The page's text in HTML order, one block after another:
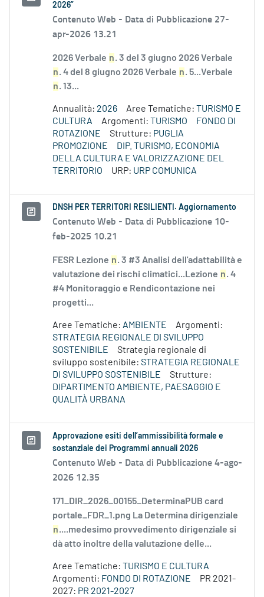
2026”
Contenuto Web - Data di Pubblicazione 27-
apr-2026 13.21
2026 Verbale n. 3 del 3 giugno 2026 Verbale
n. 4 del 8 giugno 2026 Verbale n. 5...Verbale
n. 13...
Annualità: 2026 Aree Tematiche: TURISMO E
CULTURA
Argomenti: TURISMO
FONDO DI
ROTAZIONE
Strutture: PUGLIA
PROMOZIONE
DIP. TURISMO, ECONOMIA
DELLA CULTURA E VALORIZZAZIONE DEL
TERRITORIO
URP: URP COMUNICA
DNSH PER TERRITORI RESILIENTI. Aggiornamento
Contenuto Web - Data di Pubblicazione 10-
feb-2025 10.21
FESR Lezione n. 3 #3 Analisi dell'adattabilità e
valutazione dei rischi climatici...Lezione n. 4
#4 Monitoraggio e Rendicontazione nei
progetti...
Aree Tematiche: AMBIENTE
Argomenti:
STRATEGIA REGIONALE DI SVILUPPO
SOSTENIBILE
Strategia regionale di
sviluppo sostenibile: STRATEGIA REGIONALE
DI SVILUPPO SOSTENIBILE
Strutture:
DIPARTIMENTO AMBIENTE, PAESAGGIO E
QUALITÀ URBANA
Approvazione esiti dell’ammissibilità formale e
sostanziale dei Programmi annuali 2026
Contenuto Web - Data di Pubblicazione 4-ago-
2026 12.35
171_DIR_2026_00155_DeterminaPUB card
portale_FDR_1.png La Determina dirigenziale
n....medesimo provvedimento dirigenziale si
dà atto inoltre della valutazione delle...
Aree Tematiche: TURISMO E CULTURA
Argomenti: FONDO DI ROTAZIONE
PR 2021-
2027: PR 2021-2027